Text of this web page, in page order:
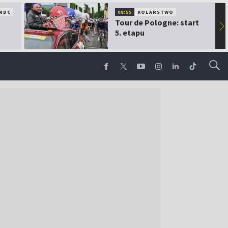
08:55 KOLARSTWO
Tour de Pologne: start
5. etapu
▶